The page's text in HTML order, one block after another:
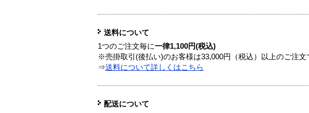
送料について
1つのご注文毎に一律1,100円(税込)
※売掛取引(後払い)のお客様は33,000円（税込）以上のご注文
⇒送料について詳しくはこちら
配送について